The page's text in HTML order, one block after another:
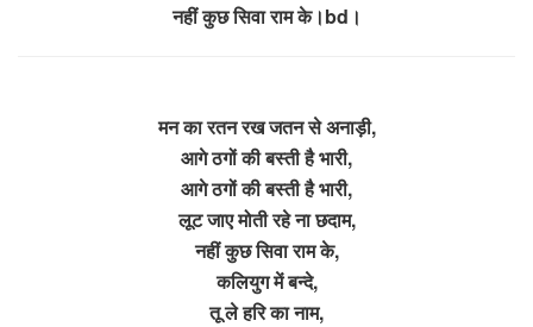
नहीं कुछ सिवा राम के।bd।
मन का रतन रख जतन से अनाड़ी,
आगे ठगों की बस्ती है भारी,
आगे ठगों की बस्ती है भारी,
लूट जाए मोती रहे ना छदाम,
नहीं कुछ सिवा राम के,
कलियुग में बन्दे,
तू ले हरि का नाम,